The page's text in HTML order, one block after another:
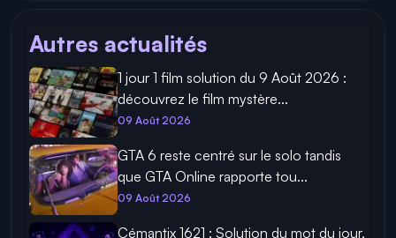
Autres actualités
1 jour 1 film solution du 9 Août 2026 :
découvrez le film mystère...
09 Août 2026
GTA 6 reste centré sur le solo tandis
que GTA Online rapporte tou...
09 Août 2026
Cémantix 1621 : Solution du mot du jour,